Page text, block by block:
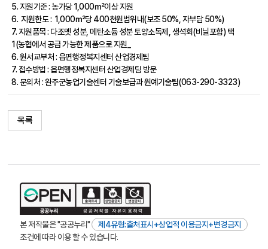
5. 지원기준 : 농가당 1,000㎡이상 지원
6. 지원한도 : 1,000㎡당 400천원범위내(보조 50%, 자부담 50%)
7. 지원품목 : 다조멧 성분, 메탄소듐 성분 토양소독제, 생석회(비닐포함) 택
1(농협에서 공급 가능한 제품으로 지원_
6. 원서교부처 : 읍면행정복지센터 산업경제팀
7. 접수방법 : 읍면행정복지센터 산업경제팀 방문
8. 문의처 : 완주군농업기술센터 기술보급과 원예기술팀(063-290-3323)
목록
본 저작물은 "공공누리"
제4유형:출처표시+상업적 이용금지+변경금지
조건에 따라 이용 할 수 있습니다.